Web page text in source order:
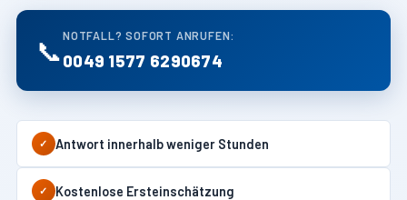
📞 NOTFALL? SOFORT ANRUFEN:
0049 1577 6290674
✓ Antwort innerhalb weniger Stunden
✓ Kostenlose Ersteinschätzung